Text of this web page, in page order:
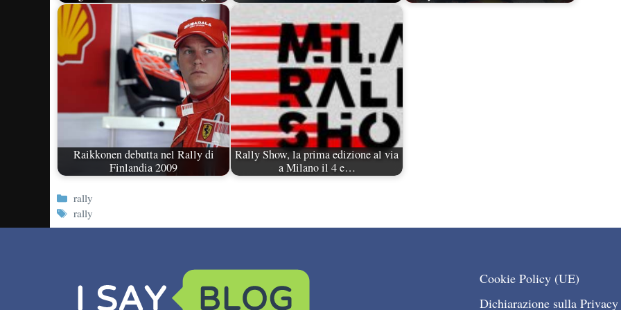
Raikkonen debutta nel Rally di
Finlandia 2009
Rally Show, la prima edizione al via
a Milano il 4 e…
Categorie
rally
Tag
rally
Cookie Policy (UE)
Dichiarazione sulla